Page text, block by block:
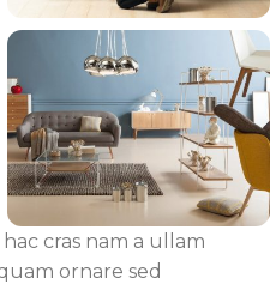
cras nam a ullam
ornare sed